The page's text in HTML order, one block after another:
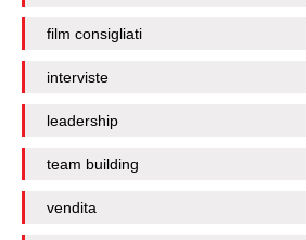
film consigliati
interviste
leadership
team building
vendita